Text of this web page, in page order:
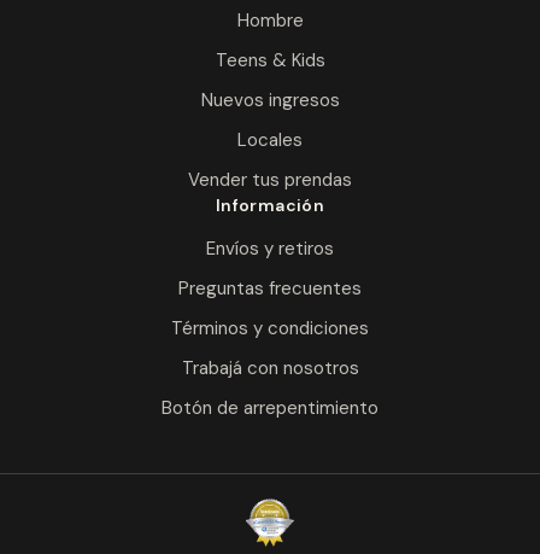
Hombre
Teens & Kids
Nuevos ingresos
Locales
Vender tus prendas
Información
Envíos y retiros
Preguntas frecuentes
Términos y condiciones
Trabajá con nosotros
Botón de arrepentimiento